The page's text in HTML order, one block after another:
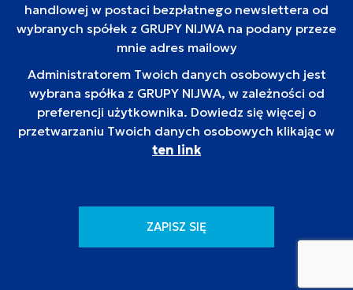
handlowej w postaci bezpłatnego newslettera od
wybranych spółek z GRUPY NIJWA na podany przeze
mnie adres mailowy
Administratorem Twoich danych osobowych jest
wybrana spółka z GRUPY NIJWA, w zależności od
preferencji użytkownika. Dowiedz się więcej o
przetwarzaniu Twoich danych osobowych klikając w
ten link